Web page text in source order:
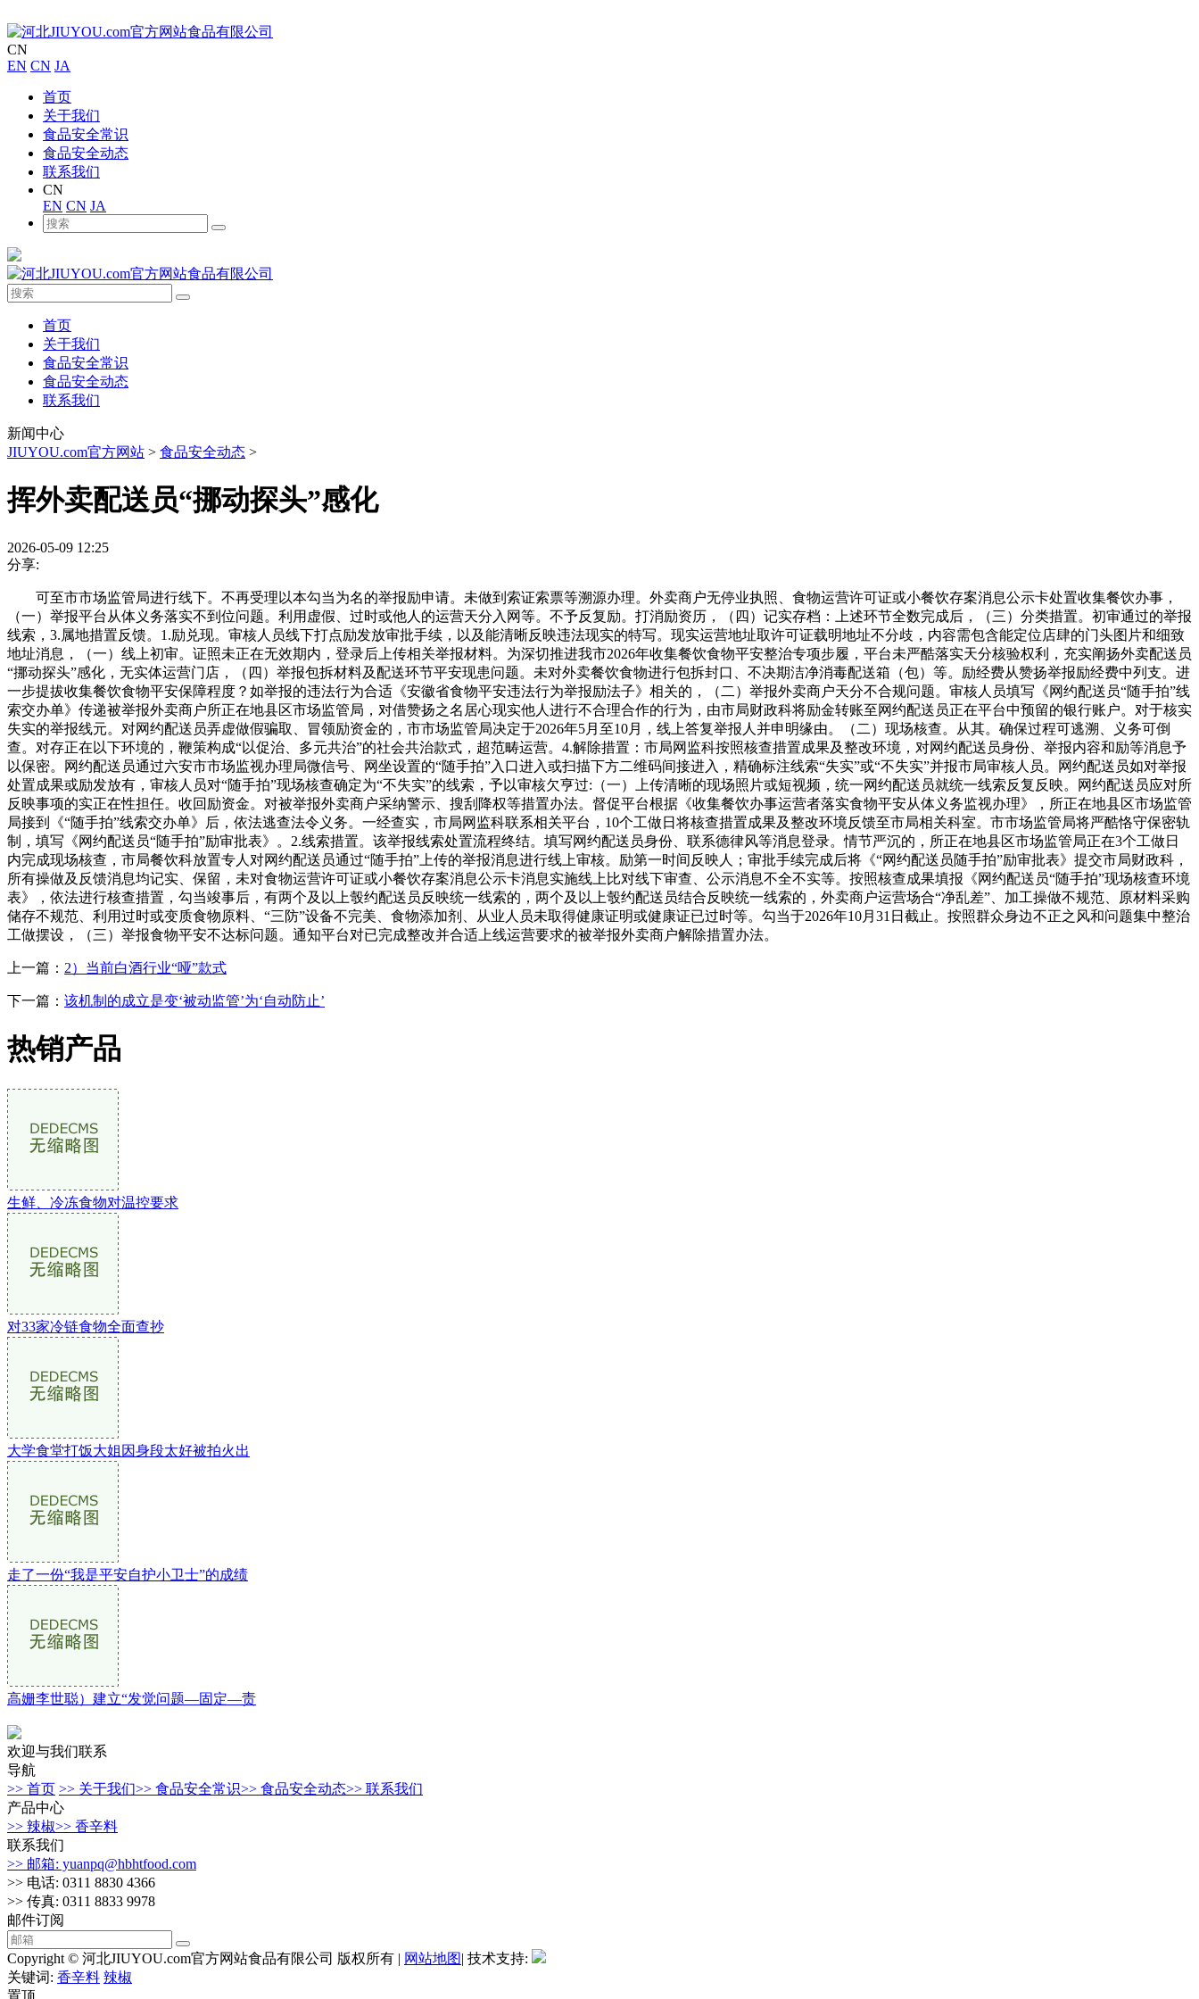
CN
EN CN JA
首页
关于我们
食品安全常识
食品安全动态
联系我们
CN
EN CN JA
首页
关于我们
食品安全常识
食品安全动态
联系我们
新闻中心
JIUYOU.com官方网站 > 食品安全动态 >
挥外卖配送员“挪动探头”感化
2026-05-09 12:25
分享:
可至市市场监管局进行线下。不再受理以本勾当为名的举报励申请。未做到索证索票等溯源办理。外卖商户无停业执照、食物运营许可证或小餐饮存案消息公示卡处置收集餐饮办事，
（一）举报平台从体义务落实不到位问题。利用虚假、过时或他人的运营天分入网等。不予反复励。打消励资历，（四）记实存档：上述环节全数完成后，（三）分类措置。初审通过的举报
线索，3.属地措置反馈。1.励兑现。审核人员线下打点励发放审批手续，以及能清晰反映违法现实的特写。现实运营地址取许可证载明地址不分歧，内容需包含能定位店肆的门头图片和细致
地址消息，（一）线上初审。证照未正在无效期内，登录后上传相关举报材料。为深切推进我市2026年收集餐饮食物平安整治专项步履，平台未严酷落实天分核验权利，充实阐扬外卖配送员
“挪动探头”感化，无实体运营门店，（四）举报包拆材料及配送环节平安现患问题。未对外卖餐饮食物进行包拆封口、不决期洁净消毒配送箱（包）等。励经费从赞扬举报励经费中列支。进
一步提拔收集餐饮食物平安保障程度？如举报的违法行为合适《安徽省食物平安违法行为举报励法子》相关的，（二）举报外卖商户天分不合规问题。审核人员填写《网约配送员“随手拍”线
索交办单》传递被举报外卖商户所正在地县区市场监管局，对借赞扬之名居心现实他人进行不合理合作的行为，由市局财政科将励金转账至网约配送员正在平台中预留的银行账户。对于核实
失实的举报线元。对网约配送员弄虚做假骗取、冒领励资金的，市市场监管局决定于2026年5月至10月，线上答复举报人并申明缘由。（二）现场核查。从其。确保过程可逃溯、义务可倒
查。对存正在以下环境的，鞭策构成“以促治、多元共治”的社会共治款式，超范畴运营。4.解除措置：市局网监科按照核查措置成果及整改环境，对网约配送员身份、举报内容和励等消息予
以保密。网约配送员通过六安市市场监视办理局微信号、网坐设置的“随手拍”入口进入或扫描下方二维码间接进入，精确标注线索“失实”或“不失实”并报市局审核人员。网约配送员如对举报
处置成果或励发放有，审核人员对“随手拍”现场核查确定为“不失实”的线索，予以审核欠亨过:（一）上传清晰的现场照片或短视频，统一网约配送员就统一线索反复反映。网约配送员应对所
反映事项的实正在性担任。收回励资金。对被举报外卖商户采纳警示、搜刮降权等措置办法。督促平台根据《收集餐饮办事运营者落实食物平安从体义务监视办理》，所正在地县区市场监管
局接到《“随手拍”线索交办单》后，依法逃查法令义务。一经查实，市局网监科联系相关平台，10个工做日将核查措置成果及整改环境反馈至市局相关科室。市市场监管局将严酷恪守保密轨
制，填写《网约配送员“随手拍”励审批表》。2.线索措置。该举报线索处置流程终结。填写网约配送员身份、联系德律风等消息登录。情节严沉的，所正在地县区市场监管局正在3个工做日
内完成现场核查，市局餐饮科放置专人对网约配送员通过“随手拍”上传的举报消息进行线上审核。励第一时间反映人；审批手续完成后将《“网约配送员随手拍”励审批表》提交市局财政科，
所有操做及反馈消息均记实、保留，未对食物运营许可证或小餐饮存案消息公示卡消息实施线上比对线下审查、公示消息不全不实等。按照核查成果填报《网约配送员“随手拍”现场核查环境
表》，依法进行核查措置，勾当竣事后，有两个及以上彀约配送员反映统一线索的，两个及以上彀约配送员结合反映统一线索的，外卖商户运营场合“净乱差”、加工操做不规范、原材料采购
储存不规范、利用过时或变质食物原料、“三防”设备不完美、食物添加剂、从业人员未取得健康证明或健康证已过时等。勾当于2026年10月31日截止。按照群众身边不正之风和问题集中整治
工做摆设，（三）举报食物平安不达标问题。通知平台对已完成整改并合适上线运营要求的被举报外卖商户解除措置办法。
上一篇： 2）当前白酒行业“哑”款式
下一篇： 该机制的成立是变‘被动监管’为‘自动防止’
热销产品
生鲜、冷冻食物对温控要求
对33家冷链食物全面查抄
大学食堂打饭大姐因身段太好被拍火出
走了一份“我是平安自护小卫士”的成绩
高姗李世聪）建立“发觉问题—固定—责
欢迎与我们联系
导航
>> 首页 >> 关于我们>> 食品安全常识>> 食品安全动态>> 联系我们
产品中心
>> 辣椒>> 香辛料
联系我们
>> 邮箱: yuanpq@hbhtfood.com
>> 电话: 0311 8830 4366
>> 传真: 0311 8833 9978
邮件订阅
Copyright © 河北JIUYOU.com官方网站食品有限公司 版权所有 | 网站地图| 技术支持:
关键词: 香辛料 辣椒
置顶